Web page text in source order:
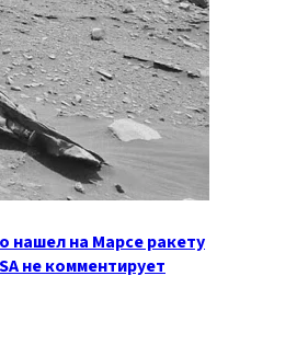
нашел на Марсе ракету
не комментирует